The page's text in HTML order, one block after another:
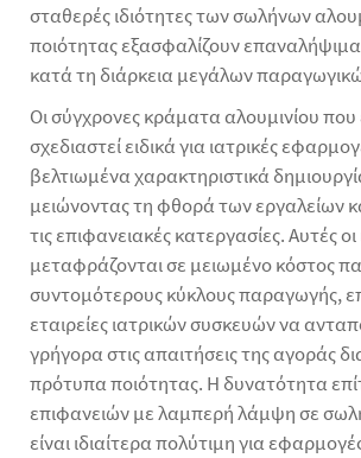
σταθερές ιδιότητες των σωλήνων
ποιότητας εξασφαλίζουν
κατά τη διάρκεια μεγάλων
Οι σύγχρονες κράματα αλουμινίου που
σχεδιαστεί ειδικά για ιατρικές
βελτιωμένα χαρακτηριστικά
μειώνοντας τη φθορά των εργαλείων
τις επιφανειακές κατεργασίες. Αυτές οι
μεταφράζονται σε μειωμένο κόστος
συντομότερους κύκλους παραγωγής,
εταιρείες ιατρικών συσκευών να
γρήγορα στις απαιτήσεις της αγοράς
πρότυπα ποιότητας. Η δυνατότητα
επιφανειών με λαμπερή λάμψη σε
είναι ιδιαίτερα πολύτιμη για